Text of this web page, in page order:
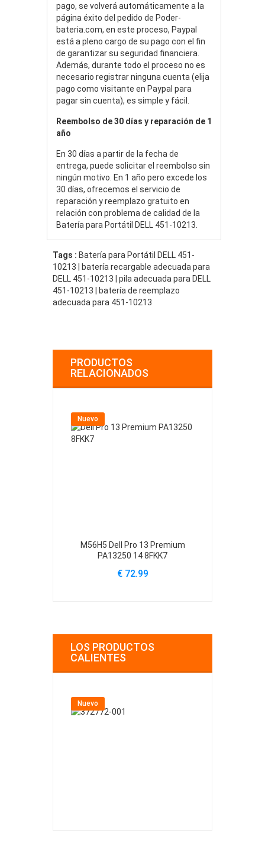
pago, se volverá automáticamente a la
página éxito del pedido de Poder-
bateria.com, en este proceso, Paypal
está a pleno cargo de su pago con el fin
de garantizar su seguridad financiera.
Además, durante todo el proceso no es
necesario registrar ninguna cuenta (elija
pago como visitante en Paypal para
pagar sin cuenta), es simple y fácil.
Reembolso de 30 días y reparación de 1
año
En 30 días a partir de la fecha de
entrega, puede solicitar el reembolso sin
ningún motivo. En 1 año pero excede los
30 días, ofrecemos el servicio de
reparación y reemplazo gratuito en
relación con problema de calidad de la
Batería para Portátil DELL 451-10213.
Tags : Batería para Portátil DELL 451-
10213 | batería recargable adecuada para
DELL 451-10213 | pila adecuada para DELL
451-10213 | batería de reemplazo
adecuada para 451-10213
PRODUCTOS
RELACIONADOS
Nuevo
M56H5 Dell Pro 13 Premium
PA13250 14 8FKK7
€ 72.99
LOS PRODUCTOS
CALIENTES
Nuevo